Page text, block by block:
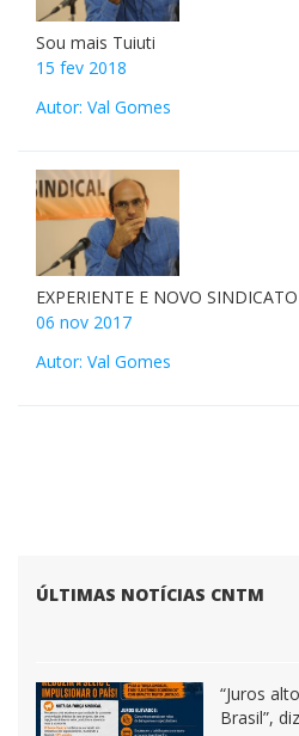
Sou mais Tuiuti
15 fev 2018
Autor: Val Gomes
EXPERIENTE E NOVO SINDICATO
ÚLTIMAS NOTÍCIAS CNTM